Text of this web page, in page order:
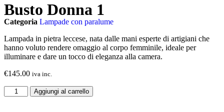
Busto Donna 1
Categoria Lampade con paralume
Lampada in pietra leccese, nata dalle mani esperte di artigiani che
hanno voluto rendere omaggio al corpo femminile, ideale per
illuminare e dare un tocco di eleganza alla camera.
€145.00 iva inc.
Aggiungi al carrello